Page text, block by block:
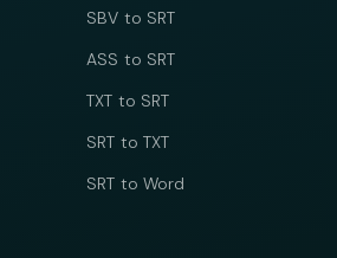
SBV to SRT
ASS to SRT
TXT to SRT
SRT to TXT
SRT to Word